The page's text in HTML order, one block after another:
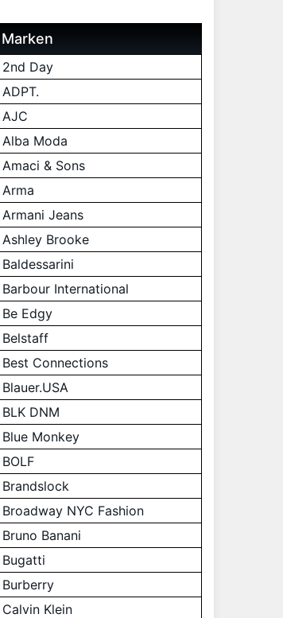
Marken
2nd Day
ADPT.
AJC
Alba Moda
Amaci & Sons
Arma
Armani Jeans
Ashley Brooke
Baldessarini
Barbour International
Be Edgy
Belstaff
Best Connections
Blauer.USA
BLK DNM
Blue Monkey
BOLF
Brandslock
Broadway NYC Fashion
Bruno Banani
Bugatti
Burberry
Calvin Klein